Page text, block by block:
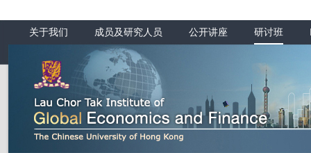
关于我们 成员及研究人员 公开讲座 研讨班